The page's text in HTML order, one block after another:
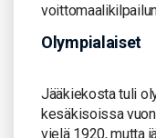
Olympialaiset
Jääkiekosta tuli
kesäkisoissa
vielä 1920, mutta